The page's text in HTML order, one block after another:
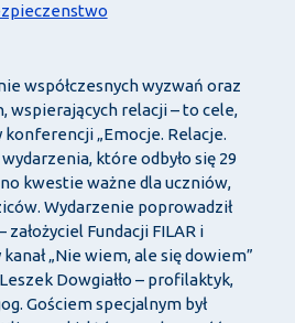
współczesnych wyzwań oraz
wspierających relacji – to cele,
konferencji „Emocje. Relacje.
które odbyło się 29
kwestie ważne dla uczniów,
Wydarzenie poprowadził
Fundacji FILAR i
„Nie wiem, ale się dowiem”
Dowgiałło – profilaktyk,
Gościem specjalnym był